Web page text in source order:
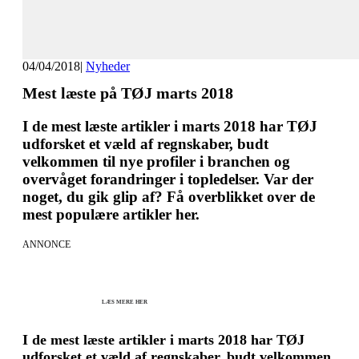
04/04/2018| Nyheder
Mest læste på TØJ marts 2018
I de mest læste artikler i marts 2018 har TØJ
udforsket et væld af regnskaber, budt
velkommen til nye profiler i branchen og
overvåget forandringer i topledelser. Var der
noget, du gik glip af? Få overblikket over de
mest populære artikler her.
ANNONCE
LÆS MERE HER
I de mest læste artikler i marts 2018 har TØJ